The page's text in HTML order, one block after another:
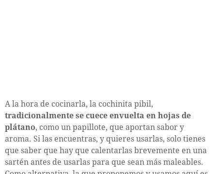
A la hora de cocinarla, la cochinita pibil,
tradicionalmente se cuece envuelta en hojas de
plátano, como un papillote, que aportan sabor y
aroma. Si las encuentras, y quieres usarlas, solo tienes
que saber que hay que calentarlas brevemente en una
sartén antes de usarlas para que sean más maleables.